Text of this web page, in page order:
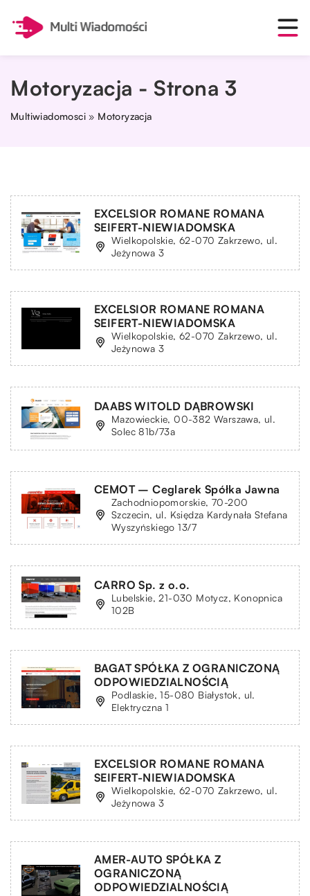
Motoryzacja - Strona 3
Multiwiadomosci » Motoryzacja
EXCELSIOR ROMANE ROMANA
SEIFERT-NIEWIADOMSKA
Wielkopolskie, 62-070 Zakrzewo, ul.
Jeżynowa 3
EXCELSIOR ROMANE ROMANA
SEIFERT-NIEWIADOMSKA
Wielkopolskie, 62-070 Zakrzewo, ul.
Jeżynowa 3
DAABS WITOLD DĄBROWSKI
Mazowieckie, 00-382 Warszawa, ul.
Solec 81b/73a
CEMOT – Ceglarek Spółka Jawna
Zachodniopomorskie, 70-200
Szczecin, ul. Księdza Kardynała Stefana
Wyszyńskiego 13/7
CARRO Sp. z o.o.
Lubelskie, 21-030 Motycz, Konopnica
102B
BAGAT SPÓŁKA Z OGRANICZONĄ
ODPOWIEDZIALNOŚCIĄ
Podlaskie, 15-080 Białystok, ul.
Elektryczna 1
EXCELSIOR ROMANE ROMANA
SEIFERT-NIEWIADOMSKA
Wielkopolskie, 62-070 Zakrzewo, ul.
Jeżynowa 3
AMER-AUTO SPÓŁKA Z
OGRANICZONĄ
ODPOWIEDZIALNOŚCIĄ